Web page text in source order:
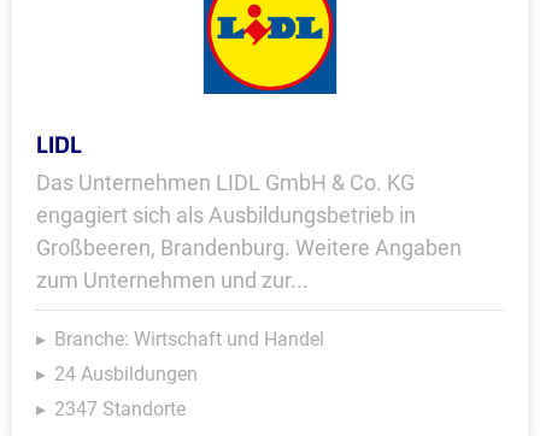
LIDL
Das Unternehmen LIDL GmbH & Co. KG
engagiert sich als Ausbildungsbetrieb in
Großbeeren, Brandenburg. Weitere Angaben
zum Unternehmen und zur...
Branche: Wirtschaft und Handel
24 Ausbildungen
2347 Standorte